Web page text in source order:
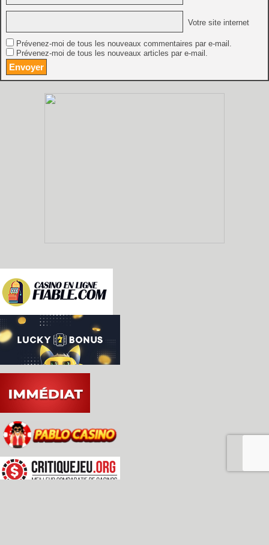
Votre site internet
Prévenez-moi de tous les nouveaux commentaires par e-mail.
Prévenez-moi de tous les nouveaux articles par e-mail.